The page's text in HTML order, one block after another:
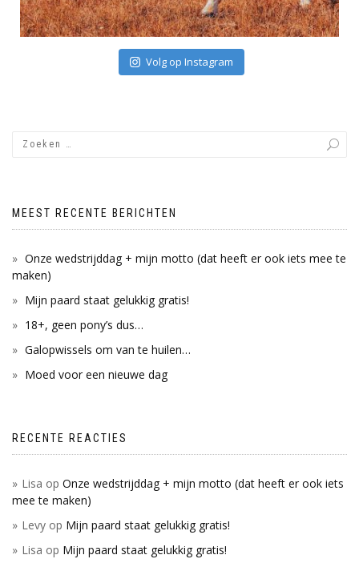
Volg op Instagram
MEEST RECENTE BERICHTEN
Onze wedstrijddag + mijn motto (dat heeft er ook iets mee te
maken)
Mijn paard staat gelukkig gratis!
18+, geen pony’s dus…
Galopwissels om van te huilen…
Moed voor een nieuwe dag
RECENTE REACTIES
Lisa op Onze wedstrijddag + mijn motto (dat heeft er ook iets
mee te maken)
Levy op Mijn paard staat gelukkig gratis!
Lisa op Mijn paard staat gelukkig gratis!